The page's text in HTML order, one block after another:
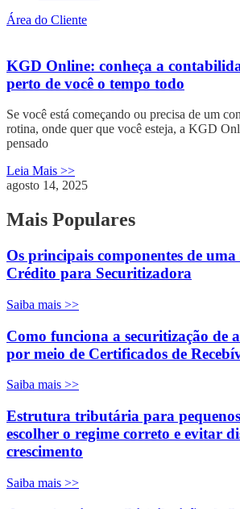
Área do Cliente
KGD Online: conheça a
perto de você o tempo todo
Se você está começando ou precisa de um
rotina, onde quer que você esteja, a KGD
pensado
Leia Mais >>
agosto 14, 2025
Mais Populares
Os principais componentes de
Crédito para Securitizadora
Saiba mais >>
Como funciona a securitização de
por meio de Certificados de
Saiba mais >>
Estrutura tributária para pequenos
escolher o regime correto e evitar
crescimento
Saiba mais >>